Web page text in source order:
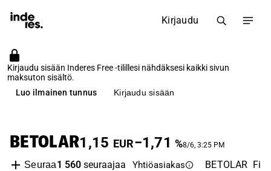
Kirjaudu
Kirjaudu sisään Inderes Free -tilillesi nähdäksesi kaikki sivun
maksuton sisältö.
Luo ilmainen tunnus
Kirjaudu sisään
BETOLAR1,15 EUR−1,71 %8/6, 3:25 PM
Seuraa1 560seuraajaa Yhtiöasiakas BETOLAR